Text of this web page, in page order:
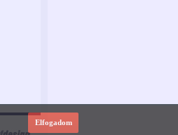
Elfogadom